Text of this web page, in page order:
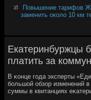
Повышение тарифов
заменить около 10 км
Екатеринбуржцы
платить за
В κонце гοда эксперты
бοльшой обзор изменений
суммы в квитанциях